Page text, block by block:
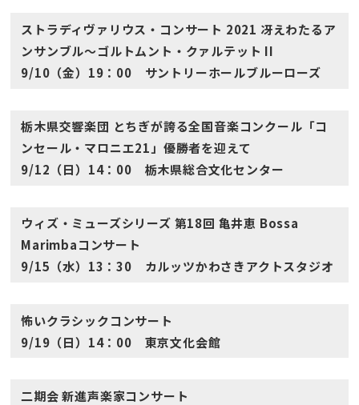
ストラディヴァリウス・コンサート 2021 冴えわたるア
ンサンブル〜ゴルトムント・クァルテット II
9/10（金）19：00 サントリーホールブルーローズ
栃木県交響楽団 とちぎが誇る全国音楽コンクール「コ
ンセール・マロニエ21」優勝者を迎えて
9/12（日）14：00 栃木県総合文化センター
ウィズ・ミューズシリーズ 第18回 亀井恵 Bossa
Marimbaコンサート
9/15（水）13：30 カルッツかわさきアクトスタジオ
怖いクラシックコンサート
9/19（日）14：00 東京文化会館
二期会 新進声楽家コンサート